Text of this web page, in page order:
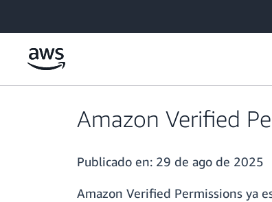
Amazon Verified
Publicado en: 29 de ago de 2025
Amazon Verified Permissions ya